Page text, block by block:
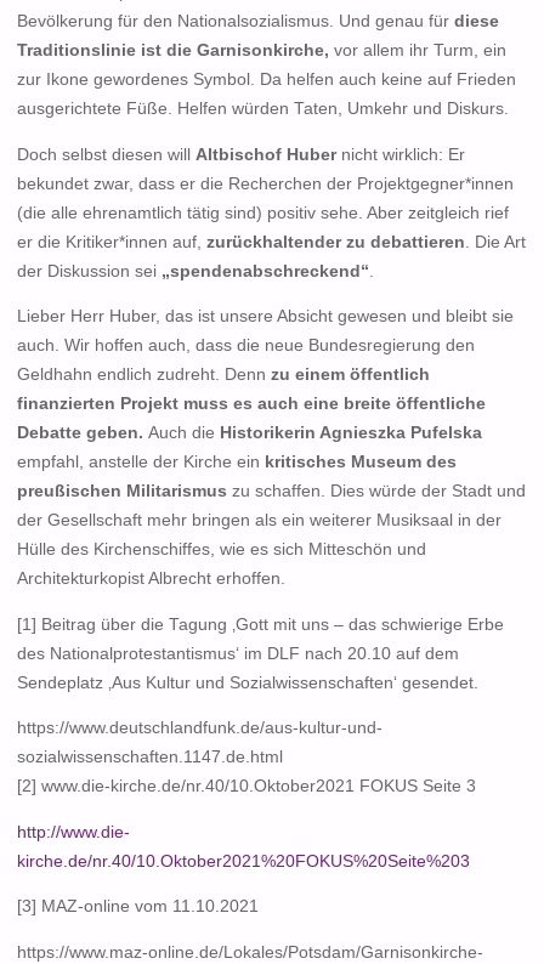
Bevölkerung für den Nationalsozialismus. Und genau für diese
Traditionslinie ist die Garnisonkirche, vor allem ihr Turm, ein
zur Ikone gewordenes Symbol. Da helfen auch keine auf Frieden
ausgerichtete Füße. Helfen würden Taten, Umkehr und Diskurs.
Doch selbst diesen will Altbischof Hubernicht wirklich: Er
bekundet zwar, dass er die Recherchen der Projektgegner*innen
(die alle ehrenamtlich tätig sind) positiv sehe. Aber zeitgleich rief
er die Kritiker*innen auf, zurückhaltender zu debattieren . Die Art
der Diskussion sei „spendenabschreckend“
Lieber Herr Huber, das ist unsere Absicht gewesen und bleibt sie
auch. Wir hoffen auch, dass die neue Bundesregierung den
Geldhahn endlich zudreht. Denn zu einem öffentlich
finanzierten Projekt muss es auch eine breite öffentliche
Debatte geben. Auch die Historikerin Agnieszka Pufelska
empfahl, anstelle der Kirche ein kritisches Museum des
preußischen Militarismus zu schaffen. Dies würde der Stadt und
der Gesellschaft mehr bringen als ein weiterer Musiksaal in der
Hülle des Kirchenschiffes, wie es sich Mitteschön und
Architekturkopist Albrecht erhoffen.
[1] Beitrag über die Tagung ‚Gott mit uns – das schwierige Erbe
des Nationalprotestantismus‘ im DLF nach 20.10 auf dem
Sendeplatz ‚Aus Kultur und Sozialwissenschaften‘ gesendet.
https://www.deutschlandfunk.de/aus-kultur-und-
sozialwissenschaften.1147.de.html
[2] www.die-kirche.de/nr.40/10.Oktober2021 FOKUS Seite 3
http://www.die-
kirche.de/nr.40/10.Oktober2021%20FOKUS%20Seite%203
[3] MAZ-online vom 11.10.2021
https://www.maz-online.de/Lokales/Potsdam/Garnisonkirche-